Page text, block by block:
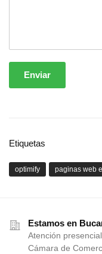
Enviar
Etiquetas
optimify paginas web
Estamos en
Atención
Cámara de